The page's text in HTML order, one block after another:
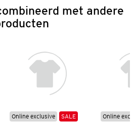
met andere
Online exclusive
SALE
Online